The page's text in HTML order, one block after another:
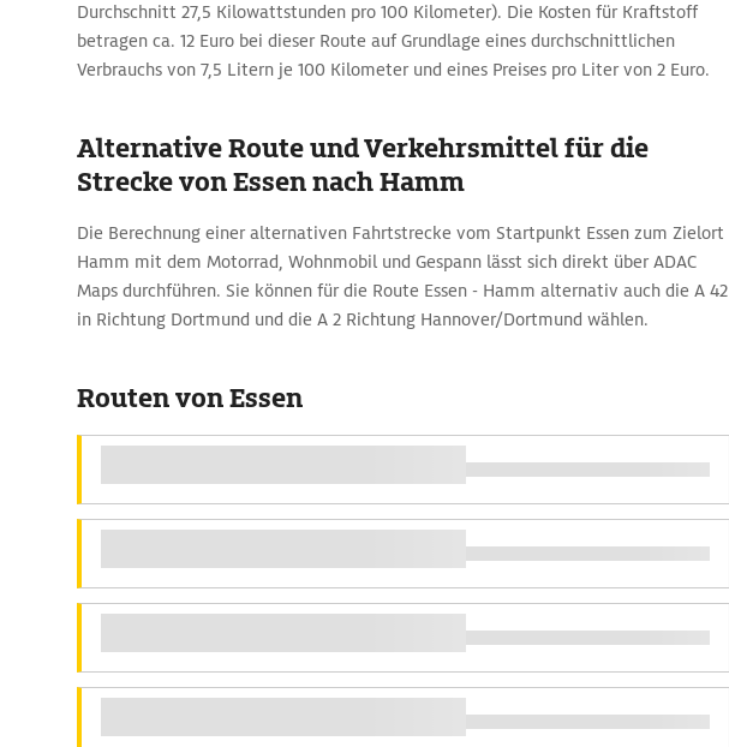
Durchschnitt 27,5 Kilowattstunden pro 100 Kilometer). Die Kosten für Kraftstoff
betragen ca. 12 Euro bei dieser Route auf Grundlage eines durchschnittlichen
Verbrauchs von 7,5 Litern je 100 Kilometer und eines Preises pro Liter von 2 Euro.
Alternative Route und Verkehrsmittel für die
Strecke von Essen nach Hamm
Die Berechnung einer alternativen Fahrtstrecke vom Startpunkt Essen zum Zielort
Hamm mit dem Motorrad, Wohnmobil und Gespann lässt sich direkt über ADAC
Maps durchführen. Sie können für die Route Essen - Hamm alternativ auch die A 42
in Richtung Dortmund und die A 2 Richtung Hannover/Dortmund wählen.
Routen von Essen